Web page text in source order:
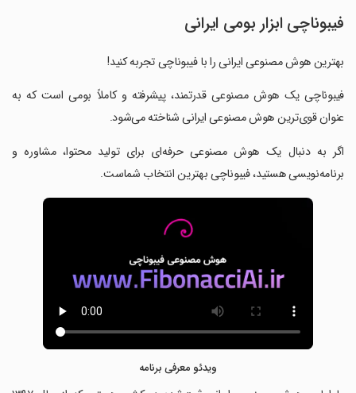
فیبوناچی ابزار بومی ایرانی
‏بهترین هوش مصنوعی ایرانی را با فیبوناچی تجربه کنید!
‏فیبوناچی یک هوش مصنوعی قدرتمند، پیشرفته و کاملاً بومی است که به
عنوان قوی‌ترین هوش مصنوعی ایرانی شناخته می‌شود.
‏اگر به دنبال یک هوش مصنوعی حرفه‌ای برای تولید محتوا، مشاوره و
برنامه‌نویسی هستید، فیبوناچی بهترین انتخاب شماست.
ویدئو معرفی برنامه